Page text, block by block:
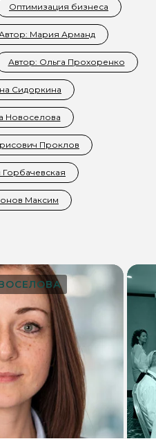
Оптимизация бизнеса
Мария Арманд
Автор: Ольга Прохоренко
Сидоркина
Новоселова
Проклов
Горбачевская
Максим